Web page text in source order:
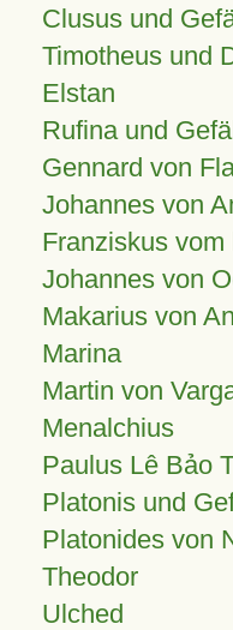
Clusus und
Timotheus und
Elstan
Rufina und
Gennard von
Johannes von
Franziskus
Johannes von
Makarius von
Marina
Martin von
Menalchius
Paulus Lê Bảo
Platonis und
Platonides von
Theodor
Ulched